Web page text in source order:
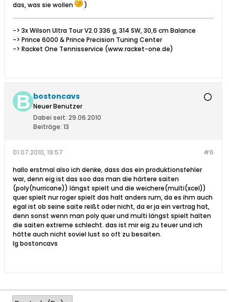
das, was sie wollen
)
-> 3x Wilson Ultra Tour V2.0 336 g, 314 SW, 30,6 cm Balance
-> Prince 6000 & Prince Precision Tuning Center
-> Racket One Tennisservice (www.racket-one.de)
bostoncavs
Neuer Benutzer
Dabei seit: 29.06.2010
Beiträge: 13
#6
01.07.2010, 19:57
hallo erstmal also ich denke, dass das ein produktionsfehler
war, denn eig ist das soo das man die härtere saiten
(poly(hurricane)) längst spielt und die weichere(multi(xcel))
quer spielt nur roger spielt das halt anders rum, da es ihm auch
egal ist ob seine saite reißt oder nicht, da er ja ein vertrag hat,
denn sonst wenn man poly quer und multi längst spielt halten
die saiten extreme schlecht. das ist mir eig zu teuer und ich
hätte auch nicht soviel lust so oft zu besaiten.
lg bostoncavs